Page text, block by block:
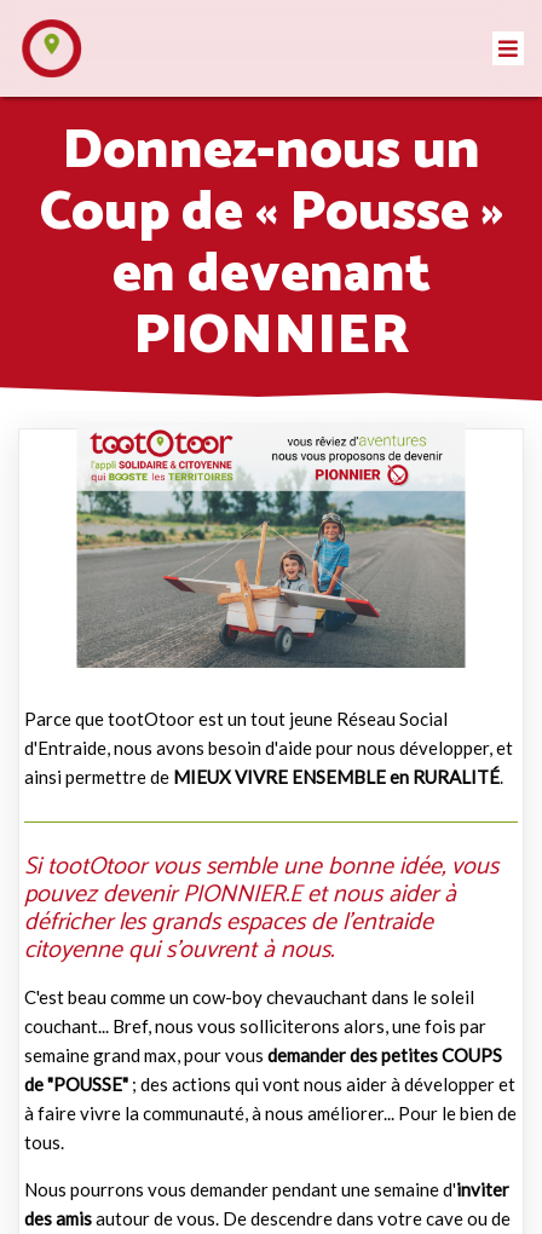
Donnez-nous un
Coup de « Pousse »
en devenant
PIONNIER
Parce que tootOtoor est un tout jeune Réseau Social
d'Entraide, nous avons besoin d'aide pour nous développer, et
ainsi permettre de MIEUX VIVRE ENSEMBLE en RURALITÉ.
Si tootOtoor vous semble une bonne idée, vous
pouvez devenir PIONNIER.Eet nous aider à
défricher les grands espaces de l'entraide
citoyenne qui s'ouvrent à nous.
C'est beau comme un cow-boy chevauchant dans le soleil
couchant... Bref, nous vous solliciterons alors, une fois par
semaine grand max, pour vous demander des petites COUPS
de "POUSSE" ; des actions qui vont nous aider à développer et
à faire vivre la communauté, à nous améliorer... Pour le bien de
tous.
Nous pourrons vous demander pendant une semaine d'inviter
des amisautour de vous. De descendre dans votre cave ou de